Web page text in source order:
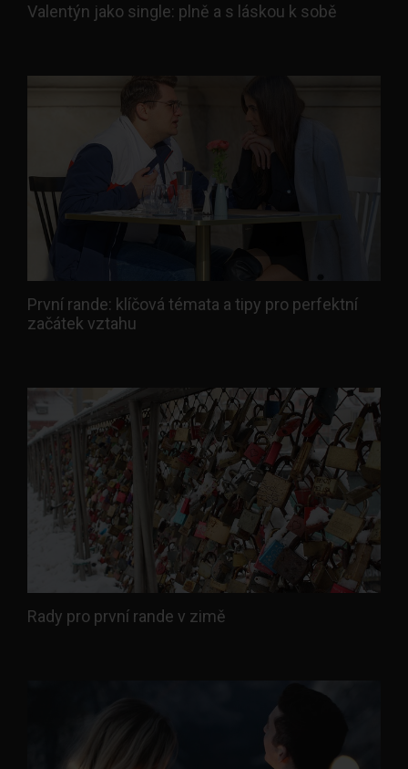
Valentýn jako single: plně a s láskou k sobě
První rande: klíčová témata a tipy pro perfektní
začátek vztahu
Rady pro první rande v zimě